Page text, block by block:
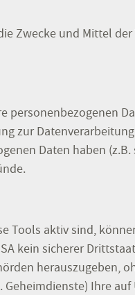
Zwecke und Mittel
zur
Daten haben
Tools aktiv sind,
kein sicherer
herauszugeben,
Ihre